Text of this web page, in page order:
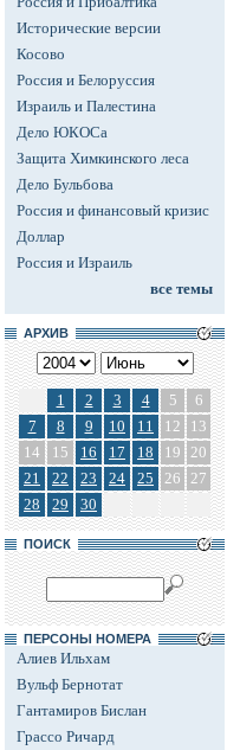
Исторические версии
Косово
Россия и Белоруссия
Израиль и Палестина
Дело ЮКОСа
Защита Химкинского леса
Дело Бульбова
Россия и финансовый кризис
Доллар
Россия и Израиль
все темы
АРХИВ
1 2 3 4 5
6
7
8 9 10 11 12
13
14
15 16 17 18 19 20
21
22 23 24 25 26 27
28
29 30
ПОИСК
ПЕРСОНЫ НОМЕРА
Алиев Ильхам
Вульф Бернотат
Гантамиров Бислан
Грассо Ричард